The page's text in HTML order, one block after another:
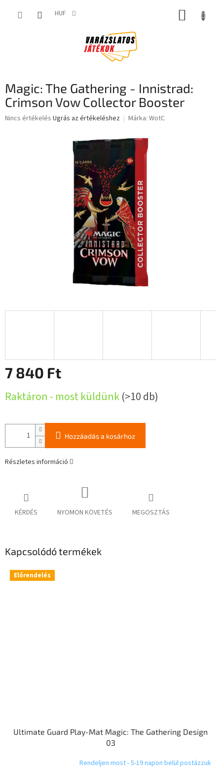
HUF KOSÁR
Magic: The Gathering - Innistrad:
Crimson Vow Collector Booster
A
Nincs értékelés Ugrás az értékeléshez Márka: WotC
7 840 Ft
Raktáron - most küldünk(>10 db)
Hozzáadás a kosárhoz
Részletes információ
KÉRDÉS NYOMON KÖVETÉS MEGOSZTÁS
Kapcsolódó termékek
Előrendelés
Ultimate Guard Play-Mat Magic: The Gathering Design
03
Rendeljen most - 5-19 napon belül postázzuk